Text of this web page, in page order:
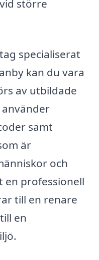
större
specialiserat
kan du vara
av utbildade
samt
är
och
en professionell
till en renare
en